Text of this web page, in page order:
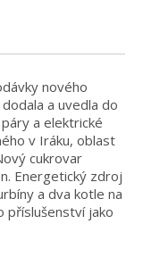
nového
a uvedla do
a elektrické
v Iráku, oblast
cukrovar
Energetický zdroj
a dva kotle na
příslušenství jako